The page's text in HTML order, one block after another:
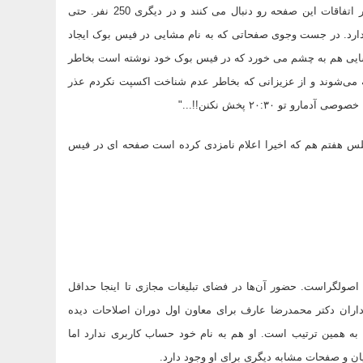
صفحه به نام مشترک اسفندیار رحیم مشایی که در یکی از آن ها 738 نفر اتفاقات این صفحه رو دنبال می کنند و در دیگری 250 نفر. حتی
نام من از مشایی متنفرم هم دیده می شود که 593 حامی دارد. در جست وجوی صفحاتی که به نام مشایی در فیس بوک ایجاد
هم به چشم می خورد که در فیس بوک خود نوشته است بخاطر
می‌شوند و از عزیزانی که بخاطر عدم شناخت اکسپت نکردم عذر
۲۰:۳۰ پخش نکنن!!..."
هفتم هم که اخیرا اعلام نامزدی کرده است صفحه ای در فیس
حضور آن‌ها در فضای تبلیغات مجازی تا اینجا حداقل
دکتر محمدرضا عارف برای معاون اول دوران اصلاحات دیده
همین ترتیب است. او هم به نام خود حساب کاربری ندارد اما
و صفحات مشابه دیگری برای او وجود دارد.